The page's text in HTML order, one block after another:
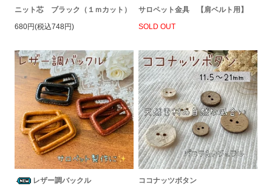
ニット芯 ブラック（１ｍカット）
680円(税込748円)
サロペット金具 【肩ベルト用】
SOLD OUT
レザー調バックル
ココナッツボタン